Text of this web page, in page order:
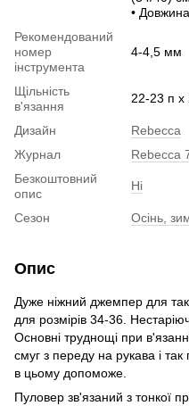
•
Рекомендований
номер
інструмента
4-4,5 мм
Щільність
в'язання
22-23 п х
Дизайн
Rebecca
Журнал
Rebecca
Безкоштовний
опис
Ні
Сезон Осінь,
Опис
Дуже ніжний джемпер для
для розмірів 34-36.
Основні труднощі при
смуг з переду на рукава і
в цьому допоможе.
Пуловер зв'язаний з тонкої